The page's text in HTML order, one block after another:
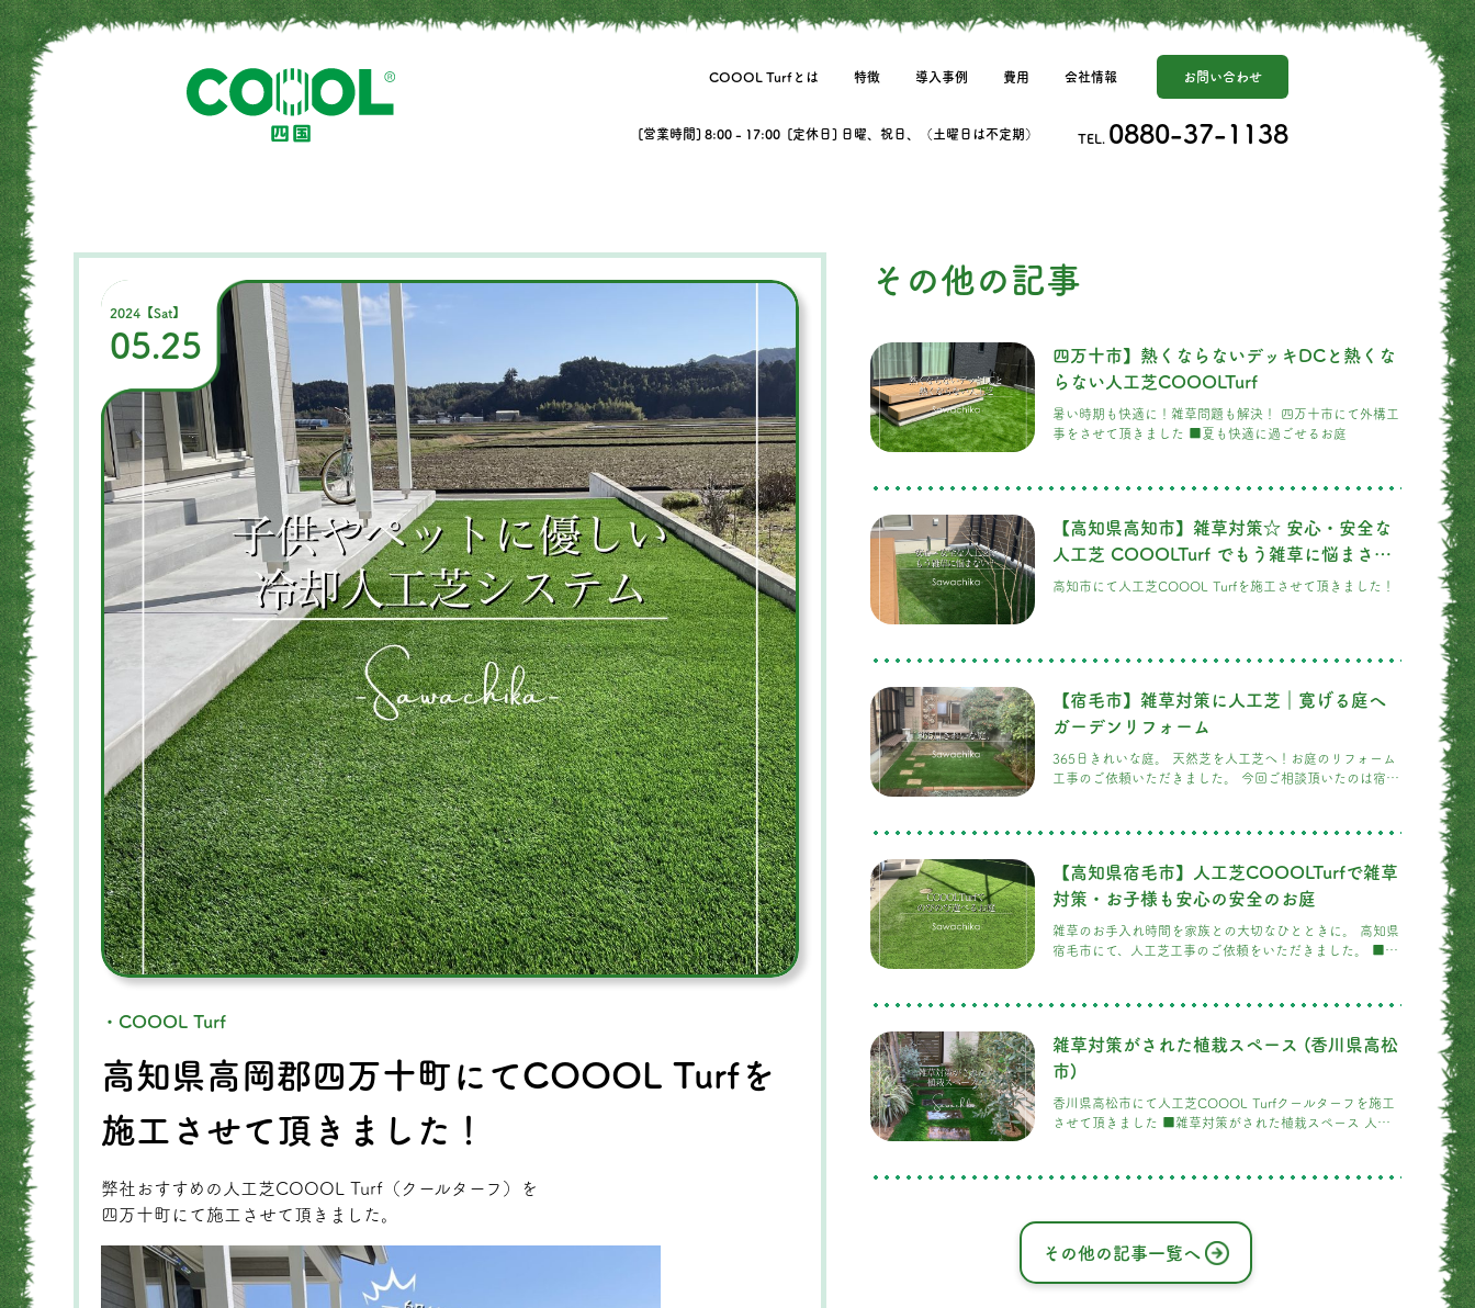
COOOL Turfとは 特徴 導入事例 費用 会社情報 お問い合わせ
[営業時間] 8:00 - 17:00 [定休日] 日曜、祝日、（土曜日は不定期） TEL. 0880-37-1138
2024【Sat】
05.25
・COOOL Turf
高知県高岡郡四万十町にてCOOOL Turfを
施工させて頂きました！
弊社おすすめの人工芝COOOL Turf（クールターフ）を
四万十町にて施工させて頂きました。
その他の記事
四万十市】熱くならないデッキDCと熱くな
らない人工芝COOOLTurf
暑い時期も快適に！雑草問題も解決！ 四万十市にて外構工
事をさせて頂きました ■夏も快適に過ごせるお庭
【高知県高知市】雑草対策☆ 安心・安全な
人工芝 COOOLTurf でもう雑草に悩まされ
ない！
高知市にて人工芝COOOL Turfを施工させて頂きました！
【宿毛市】雑草対策に人工芝｜寛げる庭へ
ガーデンリフォーム
365日きれいな庭。 天然芝を人工芝へ！お庭のリフォーム
工事のご依頼いただきました。 今回ご相談頂いたのは宿毛
れていましたが、 季節によって芝が枯
【高知県宿毛市】人工芝COOOLTurfで雑草
対策・お子様も安心の安全のお庭
雑草のお手入れ時間を家族との大切なひとときに。 高知県
宿毛市にて、人工芝工事のご依頼をいただきました。 ■
聞こえてきそうなお庭。お子様が安心して思いきり遊べる
工いたしました。 COOOLTurfは、夏でも表面温度が上が
りにくい遮熱性の高い人工芝です。さらに、
雑草対策がされた植栽スペース (香川県高松
市)
香川県高松市にて人工芝COOOL Turfクールターフを施工
させて頂きました ■雑草対策がされた植栽スペース 人工
い・発がん性なし・臭わない・静電気がない！など色々な
その他の記事一覧へ